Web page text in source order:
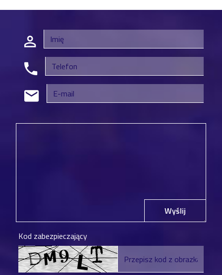
Wyślij
Kod zabezpieczający